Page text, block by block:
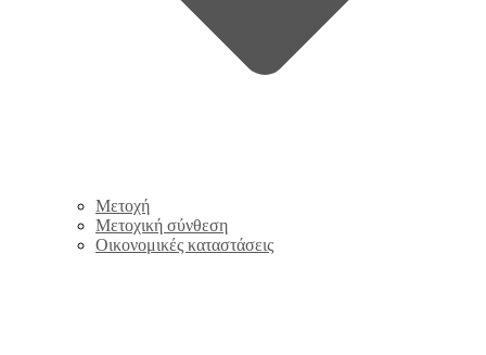
Μετοχή
Μετοχική σύνθεση
Οικονομικές καταστάσεις